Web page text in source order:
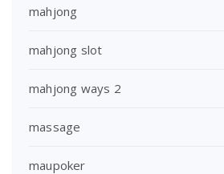
mahjong
mahjong slot
mahjong ways 2
massage
maupoker